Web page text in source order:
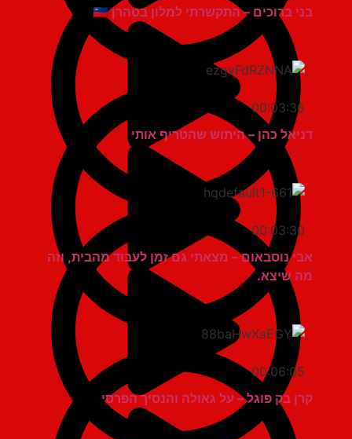
בני ברוכים – התקשרתי למלון בטהרן 🇮🇱
00:03:36
דניאל כהן – היתוש שהטריף אותי
00:03:30
אבי נוסבאום – מצאתי גם זמן לעבוד מהבית, וזה
מה שיצא.
00:06:05
קרן בק פוגל – על גאולה והנסיך הפרסי